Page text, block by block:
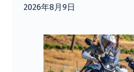
2026年8月9日